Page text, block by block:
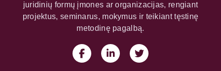
juridinių formų įmones ar organizacijas, rengiant
projektus, seminarus, mokymus ir teikiant tęstinę
metodinę pagalbą.